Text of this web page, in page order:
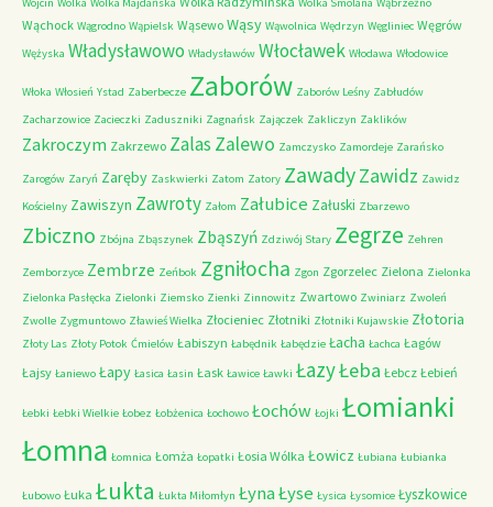
Wąchock Wągrodno Wąpielsk Wąsewo Wąsy Wąwolnica Wędrzyn Węgliniec Węgrów
Wężyska Władysławowo Władysławów Włocławek Włodawa Włodowice
Włoka Włosień Ystad Zaberbecze Zaborów Zaborów Leśny Zabłudów
Zacharzowice Zacieczki Zaduszniki Zagnańsk Zajączek Zakliczyn Zaklików
Zakroczym Zakrzewo ZalasZalewo Zamczysko Zamordeje Zarańsko
Zarogów Zaryń Zaręby Zaskwierki Zatom Zatory ZawadyZawidz Zawidz
Kościelny Zawiszyn Zawroty Załom Załubice Załuski Zbarzewo
Zbiczno Zbójna Zbąszynek Zbąszyń Zdziwój Stary Zegrze Zehren
Zemborzyce Zembrze Zeńbok Zgniłocha Zgon Zgorzelec Zielona Zielonka
Zielonka Pasłęcka Zielonki Ziemsko Zienki Zinnowitz Zwartowo Zwiniarz Zwoleń
Zwolle Zygmuntowo Zławieś Wielka Złocieniec Złotniki Złotniki Kujawskie Złotoria
Złoty Las Złoty Potok Ćmielów Łabiszyn Łabędnik Łabędzie Łacha Łachca Łagów
Łajsy Łaniewo Łapy Łasica Łasin Łask Ławice Ławki ŁazyŁeba Łebcz Łebień
Łebki Łebki Wielkie Łobez Łobżenica Łochowo Łochów Łojki Łomianki
Łomna Łomnica Łomża Łopatki Łosia Wólka Łowicz Łubiana Łubianka
Łubowo Łuka Łukta Łukta Miłomłyn ŁynaŁyse Łysica Łysomice Łyszkowice